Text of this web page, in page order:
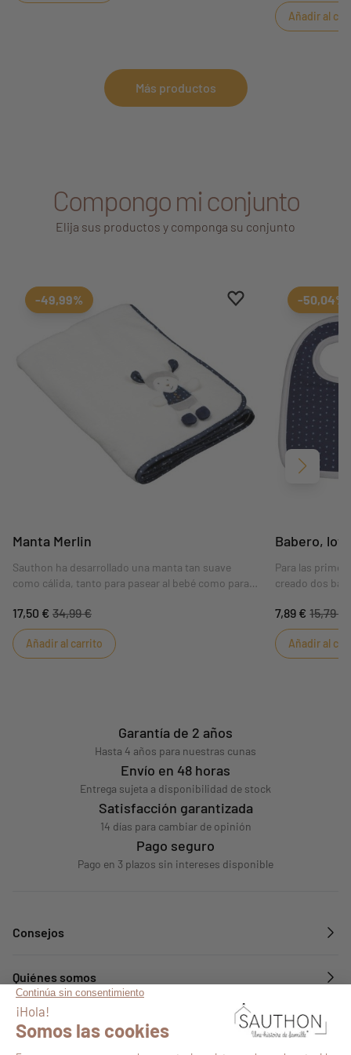
Añadir al
Más productos
Compongo mi conjunto
Elija sus productos y componga su conjunto
Aggiungi ai preferiti
borrar favoritos
-49,99%
Manta Merlin
Sauthon ha desarrollado una manta tan suave
como cálida, tanto para pasear al bebé como para
17,50 € 34,99 €
Añadir al carrito
-50,04%
Babero,
Para las
creado dos
7,89 € 15,79 €
Añadir al
Garantía de 2 años
Hasta 4 años para nuestras cunas
Envío en 48 horas
Entrega sujeta a disponibilidad de stock
Satisfacción garantizada
14 días para cambiar de opinión
Pago seguro
Pago en 3 plazos sin intereses disponible
Consejos
Quiénes somos
Servicios